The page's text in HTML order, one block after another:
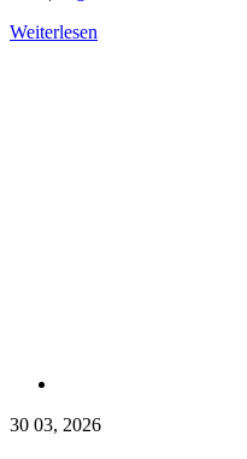
Weiterlesen
30 03, 2026